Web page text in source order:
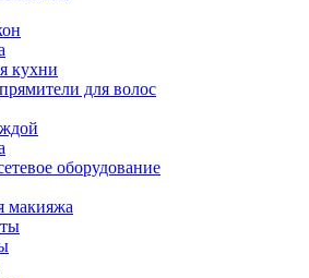
кухни
для волос
оборудование
макияжа